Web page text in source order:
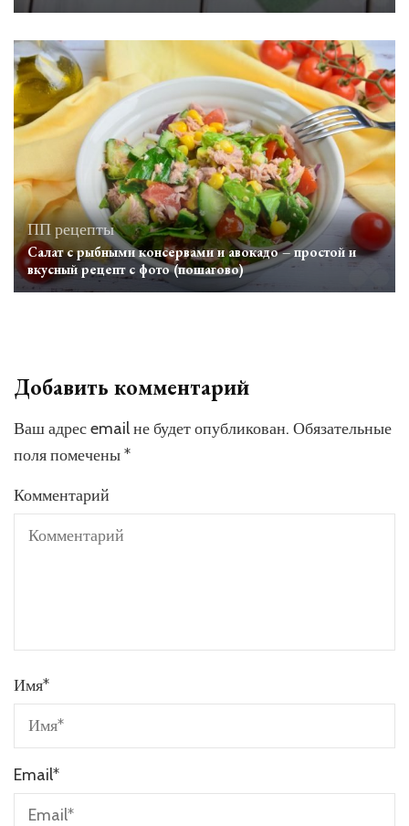
ПП рецепты
Салат с рыбными консервами и авокадо – простой и
вкусный рецепт с фото (пошагово)
Добавить комментарий
Ваш адрес email не будет опубликован. Обязательные
поля помечены*
Комментарий
Имя*
Email*